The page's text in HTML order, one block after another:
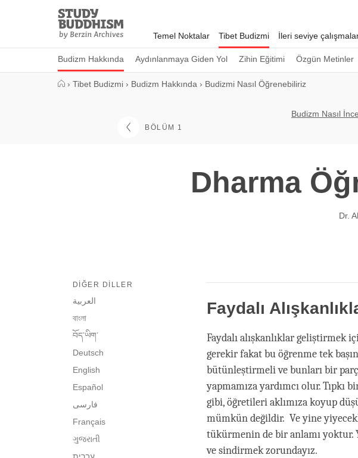
Study
Buddhism
Home
Temel Noktalar Tibet Budizmi
Budizm Hakkında Aydınlanmaya Giden Yol Zihin Eğitimi Özgün Metinler
İleri seviye
› Tibet Budizmi › Budizm Hakkında › Budizmi Nasıl Öğrenebiliriz
BÖLÜM 1
Budizm Nasıl
Dharma
Dr.
DIĞER DILLER
العربية
বাংলা
བོད་ཡིག་
Deutsch
English
Español
فارسی
Français
ગુજરાતી
Faydalı
Faydalı alışkanlıklar geliştirmek
gerekir fakat bu öğrenme tek
bütünleştirmeli ve bunları bir
yapmamıza yardımcı olur. Tıpkı
gibi, öğretileri aklımıza koyup
mümkün değildir. Ve yine
tükürmenin de bir anlamı yoktur.
ve sindirmek zorundayız.